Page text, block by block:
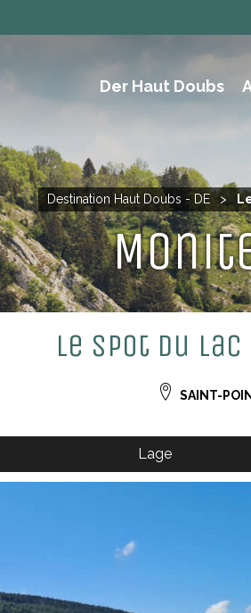
Der Haut Doubs
Destination Haut Doubs - DE >
Le Spot du
SAINT-
Lage